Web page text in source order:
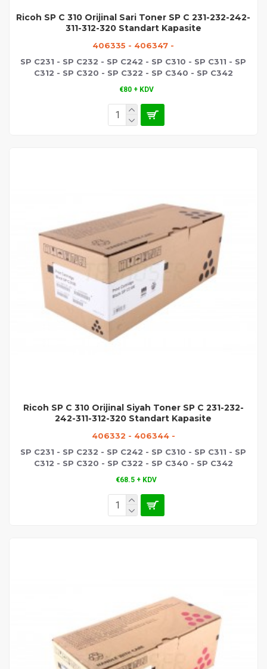
406335 - 406347 -
SP C231 - SP C232 - SP C242 - SP C310 - SP C311 - SP
C312 - SP C320 - SP C322 - SP C340 - SP C342
Ricoh SP C 310 Orijinal Sari Toner SP C 231-232-242-
311-312-320 Standart Kapasite
€80 + KDV
406332 - 406344 -
SP C231 - SP C232 - SP C242 - SP C310 - SP C311 - SP
C312 - SP C320 - SP C322 - SP C340 - SP C342
Ricoh SP C 310 Orijinal Siyah Toner SP C 231-232-
242-311-312-320 Standart Kapasite
€68.5 + KDV